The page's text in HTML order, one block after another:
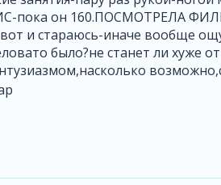
ИС-пока он 160.ПОСМОТРЕЛА
и стараюсь-иначе вообще
было?не станет ли хуже